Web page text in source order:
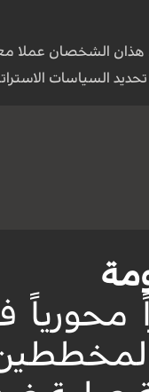
هذان الشخصان عملا
السياسات
محورياً